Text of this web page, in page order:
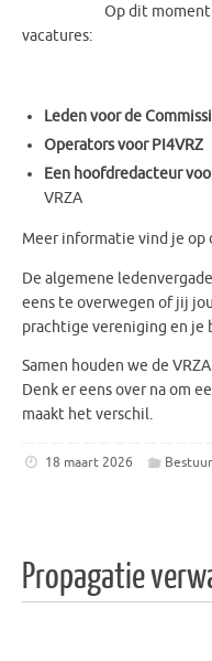
Op dit
vacatures:
Leden voor de
Operators voor PI4VRZ
Een hoofdredacteur
VRZA
Meer informatie vind je op
De algemene
eens te overwegen of jij
prachtige vereniging en je
Samen houden we de
Denk er eens over na om
maakt het verschil.
18 maart 2026
Propagatie